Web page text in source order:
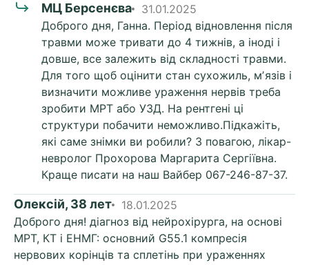
МЦ Берсенєва
31.01.2025
Доброго дня, Ганна. Період відновлення після
травми може тривати до 4 тижнів, а іноді і
довше, все залежить від складності травми.
Для того щоб оцінити стан сухожиль, мʼязів і
визначити можливе ураження нервів треба
зробити МРТ або УЗД. На рентгені ці
структури побачити неможливо.Підкажіть,
які саме знімки ви робили? З повагою, лікар-
невролог Прохорова Маргарита Сергіївна.
Краще писати на наш Вайбер 067-246-87-37.
Олексій, 38 лет
18.01.2025
Доброго дня! діагноз від нейрохірурга, на основі
МРТ, КТ і ЕНМГ: основний G55.1 компресія
нервових корінців та сплетінь при ураженнях